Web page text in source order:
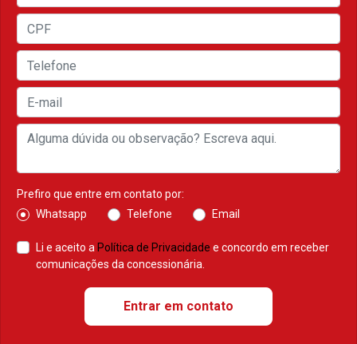
Prefiro que entre em contato por:
Whatsapp
Telefone Email
Li e aceito a Política de Privacidade e concordo em receber
comunicações da concessionária.
Entrar em contato